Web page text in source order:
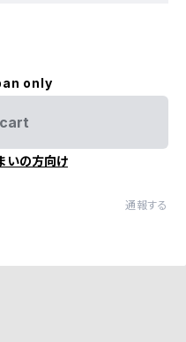
only
いの方向け
通報する